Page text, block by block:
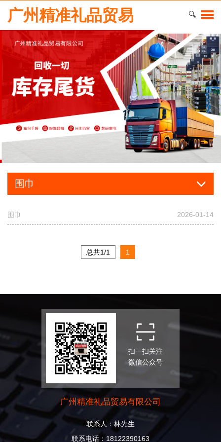
🔍
广州精准礼品贸易
围巾
围巾 2026-01-14
总共1/1 1
扫一扫关注
微信公众号
广州精准礼品贸易有限公司
联系人：林先生
联系电话：18122390163